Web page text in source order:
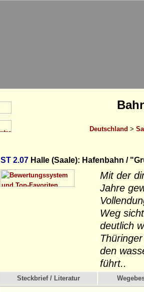
Deutschland >
ST 2.07 Halle (Saale): Hafenbahn /
Mit der
Jahre
Weg
deutlich
den
führt..
Steckbrief / Literatur